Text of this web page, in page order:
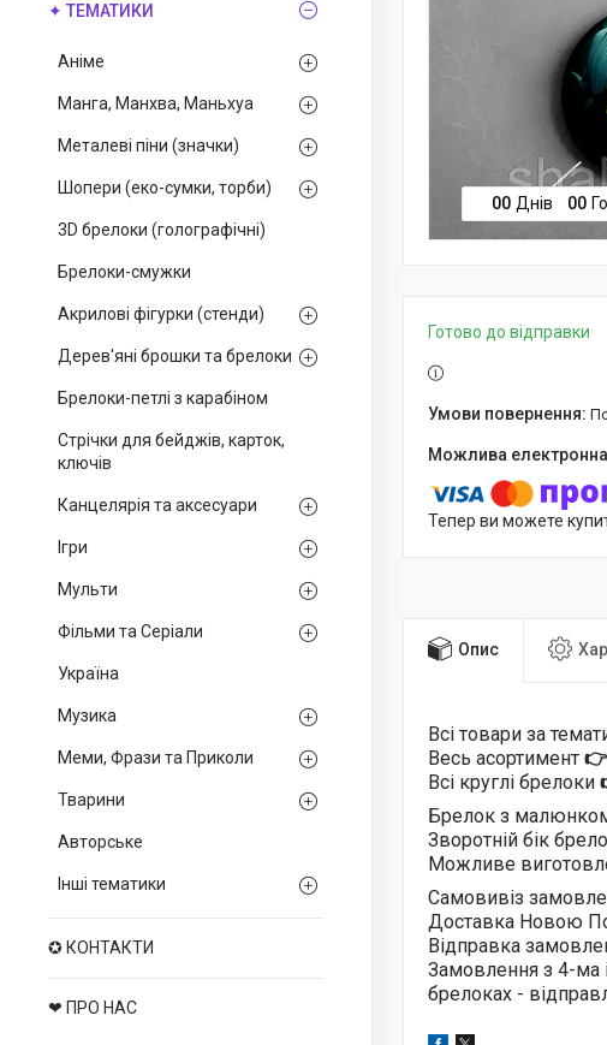
✦ ТЕМАТИКИ
Аніме
Манга, Манхва, Маньхуа
Металеві піни (значки)
Шопери (еко-сумки, торби)
3D брелоки (голографічні)
Брелоки-смужки
Акрилові фігурки (стенди)
Дерев'яні брошки та брелоки
Брелоки-петлі з карабіном
Стрічки для бейджів, карток,
ключів
Канцелярія та аксесуари
Ігри
Мульти
Фільми та Серіали
Україна
Музика
Меми, Фрази та Приколи
Тварини
Авторське
Інші тематики
✪ КОНТАКТИ
❤ ПРО НАС
00 Днів 00
Готово до відправки
Тепер ви можете
Опис
Всі товари за
Весь асортимент
Всі круглі брелоки
Брелок з
Зворотній бік
Можливе
Самовивіз
Доставка Новою
Відправка
Замовлення з 4-ма
брелоках -